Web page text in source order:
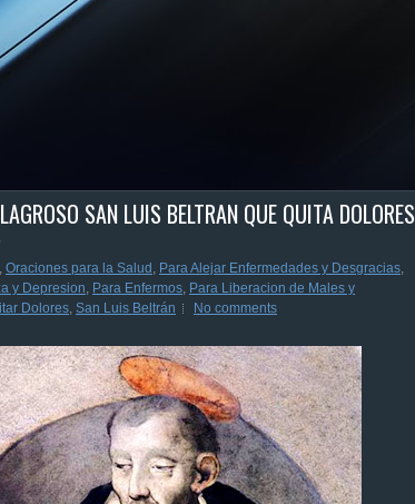
SAN LUIS BELTRAN QUE QUITA DOLORES
Oraciones para la Salud Para Alejar Enfermedades y Desgracias
y Depresion Para Enfermos Para Liberacion de Males y
Dolores San Luis Beltrán No comments